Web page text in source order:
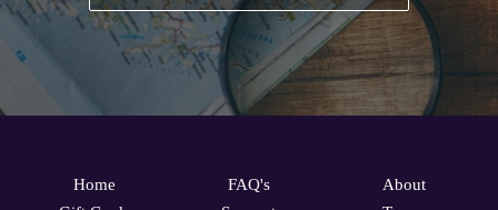
Home
FAQ's
About